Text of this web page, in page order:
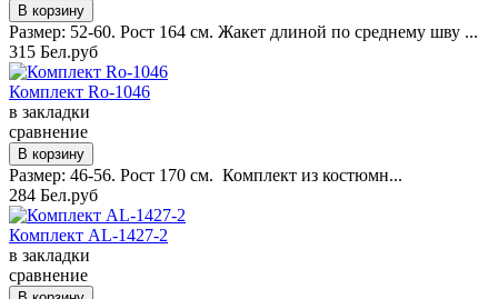
Размер: 52-60. Рост 164 см. Жакет длиной по среднему шву ...
315 Бел.руб
Комплект Ro-1046
в закладки
сравнение
Размер: 46-56. Рост 170 см. Комплект из костюмн...
284 Бел.руб
Комплект AL-1427-2
в закладки
сравнение